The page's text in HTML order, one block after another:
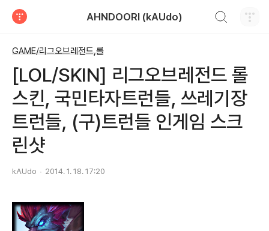
AHNDOORI (kAUdo)
GAME/리그오브레전드,롤
[LOL/SKIN] 리그오브레전드 롤
스킨, 국민타자트런들, 쓰레기장
트런들, (구)트런들 인게임 스크
린샷
kAUdo 2014. 1. 18. 17:20